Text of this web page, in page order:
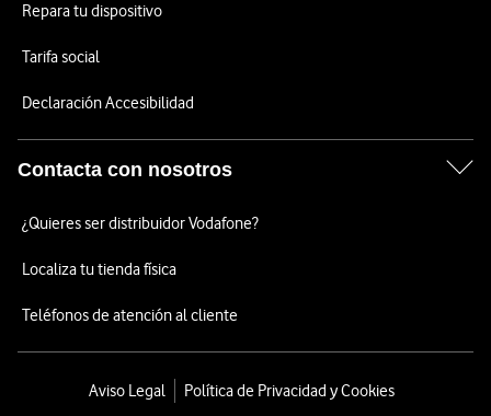
Repara tu dispositivo
Tarifa social
Declaración Accesibilidad
Contacta con nosotros
¿Quieres ser distribuidor Vodafone?
Localiza tu tienda física
Teléfonos de atención al cliente
Aviso Legal
Política de Privacidad y Cookies